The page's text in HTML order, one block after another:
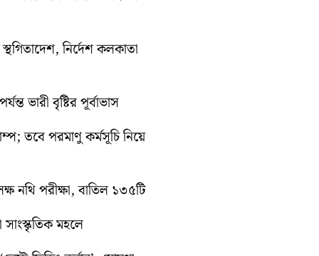
স্থগিতাদেশ, নির্দেশ কলকাতা
ভারী বৃষ্টির পূর্বাভাস
তবে পরমাণু কর্মসূচি নিয়ে
নথি পরীক্ষা, বাতিল ১৩৫টি
সাংস্কৃতিক মহলে